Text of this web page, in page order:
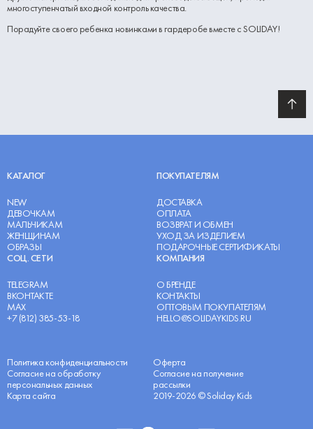
многоступенчатый входной контроль качества.
Порадуйте своего ребенка новинками в гардеробе вместе с SOLIDAY!
+7 (812) 385-53-18 HELLO@SOLIDAYKIDS.RU
КАТАЛОГ
NEW
ДЕВОЧКАМ
МАЛЬЧИКАМ
ЖЕНЩИНАМ
ОБРАЗЫ
ПОКУПАТЕЛЯМ
ДОСТАВКА
ОПЛАТА
ВОЗВРАТ И ОБМЕН
УХОД ЗА ИЗДЕЛИЕМ
ПОДАРОЧНЫЕ СЕРТИФИКАТЫ
СОЦ. СЕТИ
TELEGRAM
ВКОНТАКТЕ
MAX
КОМПАНИЯ
О БРЕНДЕ
КОНТАКТЫ
ОПТОВЫМ ПОКУПАТЕЛЯМ
2019-2026 © Soliday Kids
Политика конфиденциальности
Оферта
Согласие на обработку
персональных данных
Согласие на получение
рассылки
Карта сайта